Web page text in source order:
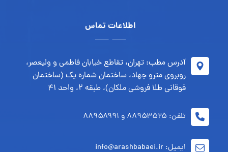
اطلاعات تماس
آدرس مطب: تهران، تقاطع خیابان فاطمی و ولیعصر،
روبروی مترو جهاد، ساختمان شماره یک (ساختمان
فوقانی طلا فروشی ملکان)، طبقه ۲، واحد ۴۱
تلفن: ۸۸۹۵۳۵۲۵ و ۸۸۹۵۸۹۹۱
ایمیل: info@arashbabaei.ir